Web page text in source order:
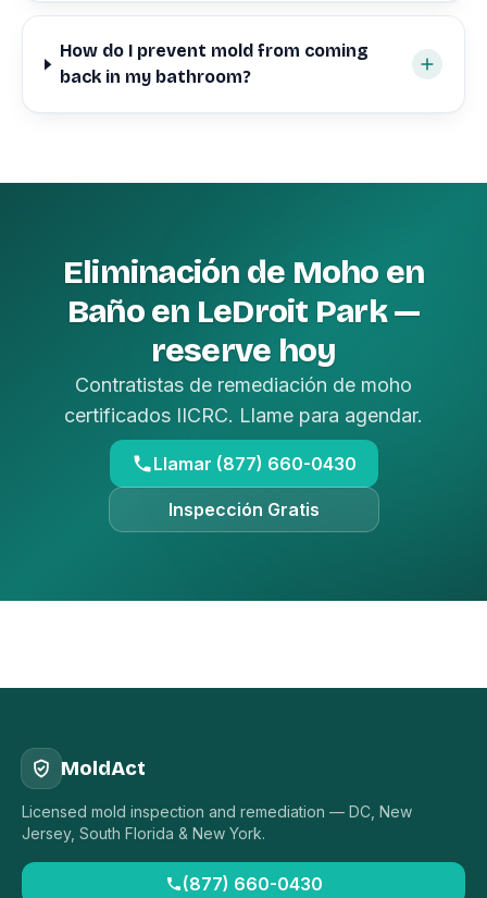
How do I prevent mold from coming
back in my bathroom?
Eliminación de Moho en
Baño en LeDroit Park —
reserve hoy
Contratistas de remediación de moho
certificados IICRC. Llame para agendar.
Llamar (877) 660-0430
Inspección Gratis
MoldAct
Licensed mold inspection and remediation — DC, New
Jersey, South Florida & New York.
(877) 660-0430